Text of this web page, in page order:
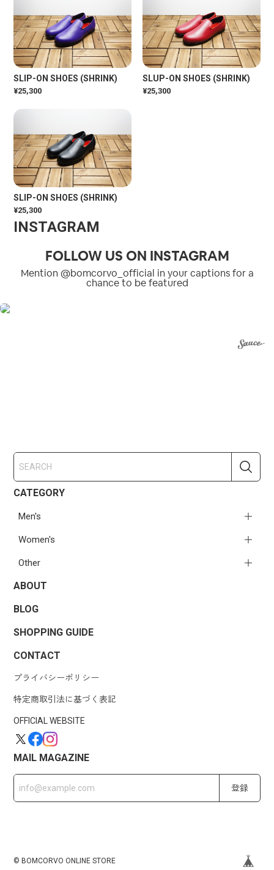
CATEGORY
Men's
Women's
Other
ABOUT
BLOG
SHOPPING GUIDE
CONTACT
プライバシーポリシー
特定商取引法に基づく表記
OFFICIAL WEBSITE
MAIL MAGAZINE
登録
SLIP-ON SHOES (SHRINK)
¥25,300
SLUP-ON SHOES (SHRINK)
¥25,300
SLIP-ON SHOES (SHRINK)
¥25,300
INSTAGRAM
FOLLOW US ON INSTAGRAM
Mention @bomcorvo_official in your captions for a
chance to be featured
© BOMCORVO ONLINE STORE